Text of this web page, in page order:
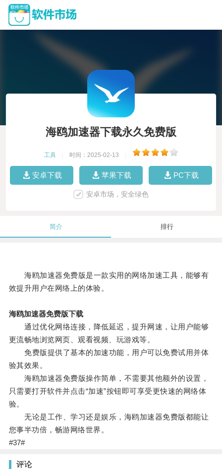
海鸥加速器下载永久免费版
工具 时间：2025-02-13
安卓下载 苹果下载 PC下载
安卓市场，安全绿色
简介 排行
海鸥加速器免费版是一款实用的网络加速工具，能够有
效提升用户在网络上的体验。
海鸥加速器免费版下载
通过优化网络连接，降低延迟，提升网速，让用户能够
更流畅地浏览网页、观看视频、玩游戏等。
免费版提供了基本的加速功能，用户可以免费试用并体
验其效果。
海鸥加速器免费版操作简单，不需要其他额外的设置，
只需要打开软件并点击“加速”按钮即可享受更快速的网络体
验。
无论是工作、学习还是娱乐，海鸥加速器免费版都能让
您事半功倍，畅游网络世界。
#37#
评论